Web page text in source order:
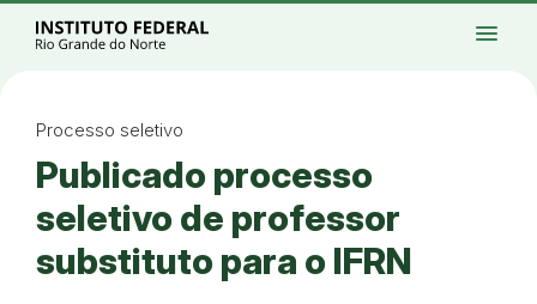
Ir para a página inicial
Ir para a busca
Alto contraste
Login da Área Administrativa
Acessibilidade
menu
Processo seletivo
Publicado processo
seletivo de professor
substituto para o IFRN